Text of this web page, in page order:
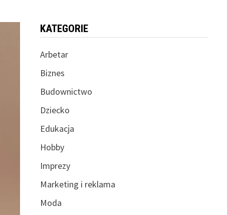
KATEGORIE
Arbetar
Biznes
Budownictwo
Dziecko
Edukacja
Hobby
Imprezy
Marketing i reklama
Moda